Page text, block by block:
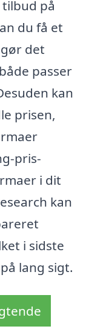
på
du få et
det
passer
kan
prisen,
pris-
i dit
kan
i sidste
lang sigt.